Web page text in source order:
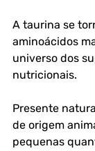
A taurina se
aminoácidos
universo dos
nutricionais.
Presente
de origem
pequenas